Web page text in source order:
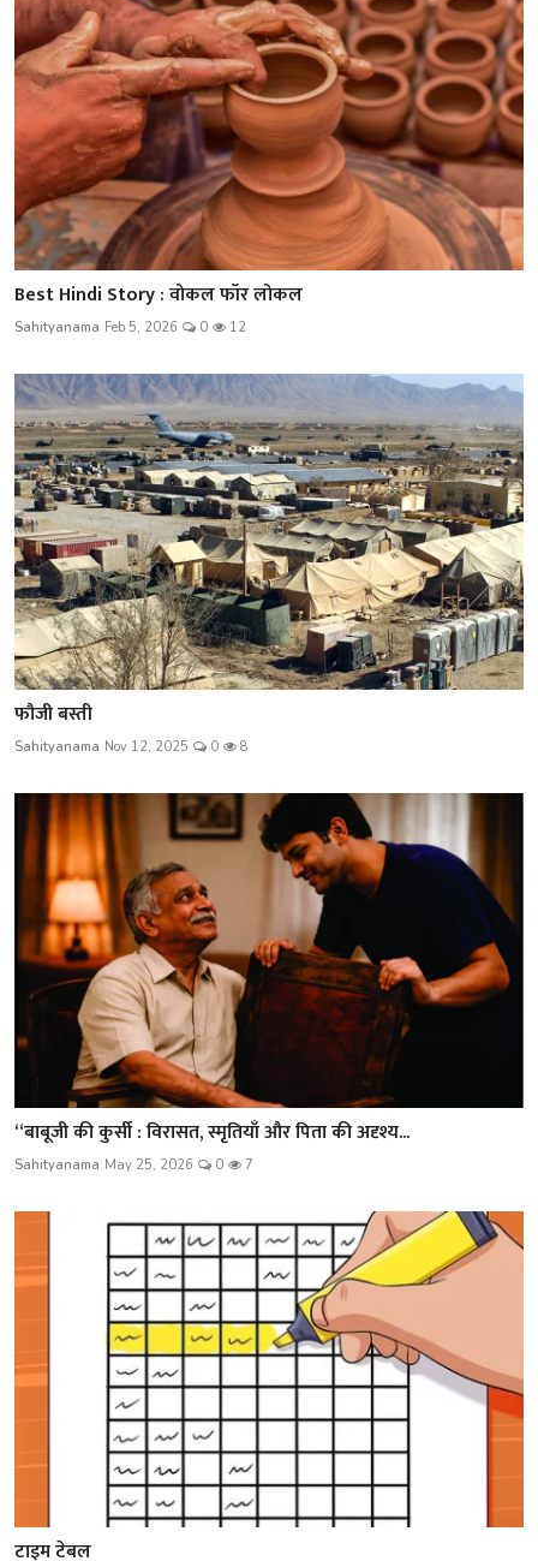
Best Hindi Story : वोकल फॉर लोकल
Sahityanama Feb 5, 2026 0 12
फौजी बस्ती
Sahityanama Nov 12, 2025 0 8
“बाबूजी की कुर्सी : विरासत, स्मृतियाँ और पिता की अदृश्य...
Sahityanama May 25, 2026 0 7
टाइम टेबल